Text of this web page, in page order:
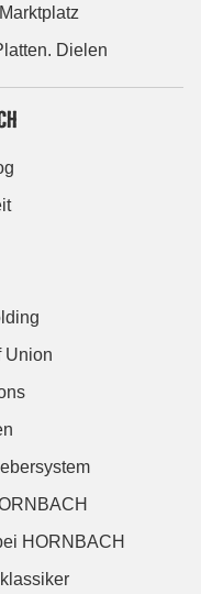
Dielen
Union
HORNBACH